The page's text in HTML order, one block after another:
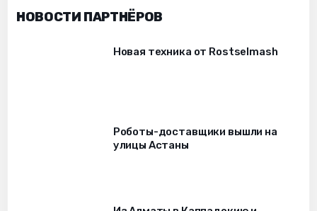
НОВОСТИ ПАРТНЁРОВ
Новая техника от Rostselmash
Роботы-доставщики вышли на
улицы Астаны